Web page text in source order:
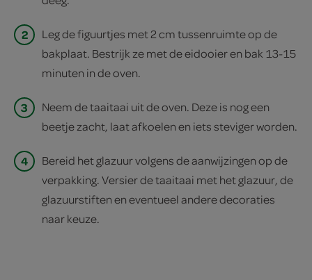
2
Leg de figuurtjes met 2 cm tussenruimte op de
bakplaat. Bestrijk ze met de eidooier en bak 13-15
minuten in de oven.
3
Neem de taaitaai uit de oven. Deze is nog een
beetje zacht, laat afkoelen en iets steviger worden.
4
Bereid het glazuur volgens de aanwijzingen op de
verpakking. Versier de taaitaai met het glazuur, de
glazuurstiften en eventueel andere decoraties
naar keuze.